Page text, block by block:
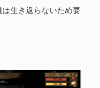
生き返らないため要